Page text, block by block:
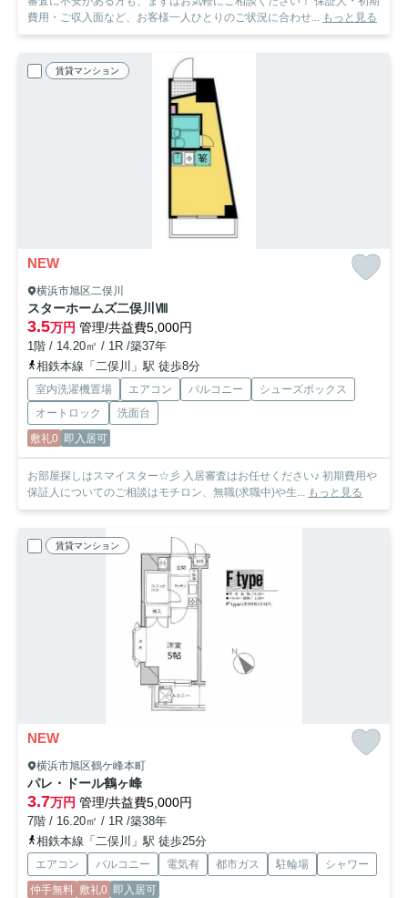
費用・ご収入面など、お客様一人ひとりのご状況に合わせ... もっと見る
賃貸マンション
NEW
横浜市旭区二俣川
スターホームズ二俣川Ⅷ
3.5万円 管理/共益費5,000円
1階 / 14.20㎡ / 1R /築37年
相鉄本線「二俣川」駅 徒歩8分
室内洗濯機置場 エアコン バルコニー
シューズボックス
オートロック
洗面台
敷礼0 即入居可
お部屋探しはスマイスター☆彡 入居審査はお任せください♪ 初期費用や
保証人についてのご相談はモチロン、無職(求職中)や生... もっと見る
賃貸マンション
NEW
横浜市旭区鶴ケ峰本町
パレ・ドール鶴ヶ峰
3.7万円 管理/共益費5,000円
7階 / 16.20㎡ / 1R /築38年
相鉄本線「二俣川」駅 徒歩25分
エアコン バルコニー 電気有 都市ガス 駐輪場
シャワー
仲手無料 敷礼0 即入居可